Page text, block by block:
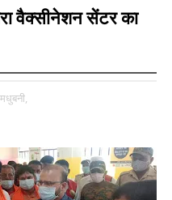
वैक्सीनेशन सेंटर का
मधुबनी,